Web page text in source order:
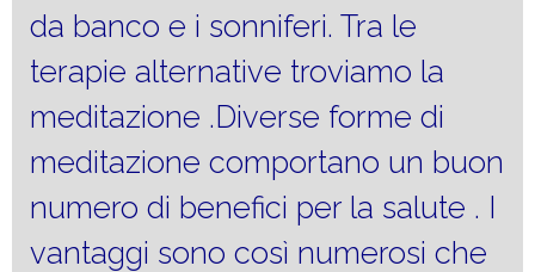
da banco e i sonniferi. Tra le
terapie alternative troviamo la
meditazione .Diverse forme di
meditazione comportano un buon
numero di benefici per la salute . I
vantaggi sono così numerosi che